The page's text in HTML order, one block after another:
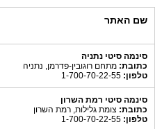
שם האתר
סינמה סיטי נתניה
כתובת: מתחם רוגובין-פדרמן, נתניה
טלפון:
סינמה סיטי רמת השרון
כתובת: צומת גלילות, רמת השרון
טלפון: